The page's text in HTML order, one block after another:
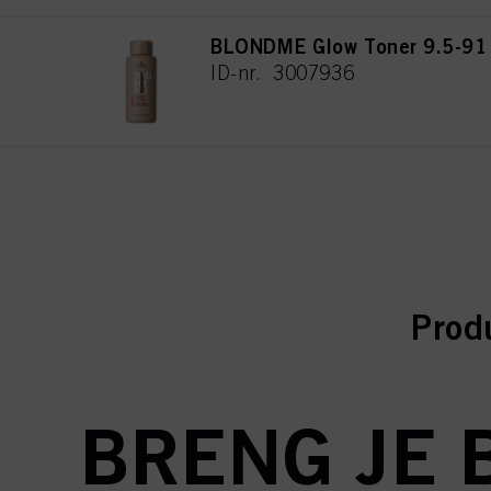
BLONDME Glow Toner 9.5-
ID-nr. 3007936
BRENG JE